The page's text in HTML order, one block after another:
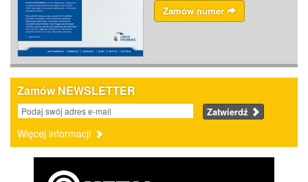
Zamów numer
Zamów NEWSLETTER
Zatwierdź
Więcej informacji